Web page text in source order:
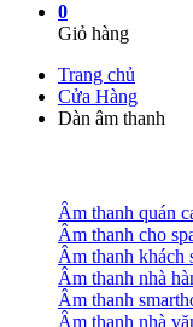
0
Giỏ hàng
Trang chủ
Cửa Hàng
Dàn âm thanh
Âm thanh quán
Âm thanh cho
Âm thanh khách
Âm thanh nhà
Âm thanh
Âm thanh nhà